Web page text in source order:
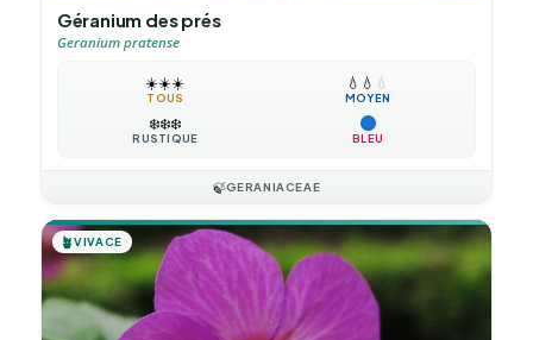
Géranium des prés
Geranium pratense
☀️☀️☀️
TOUS
💧 💧 💧
MOYEN
❄️❄️❄️
RUSTIQUE BLEU
🍃GERANIACEAE
🪴VIVACE